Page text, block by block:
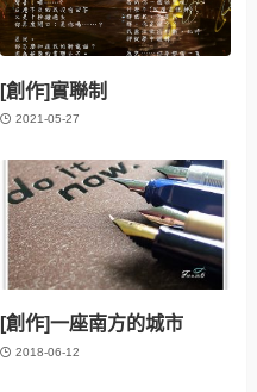
[創作]實聯制
2021-05-27
[創作]一座南方的城市
2018-06-12